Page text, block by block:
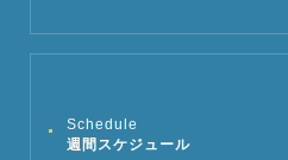
Schedule
週間スケジュール